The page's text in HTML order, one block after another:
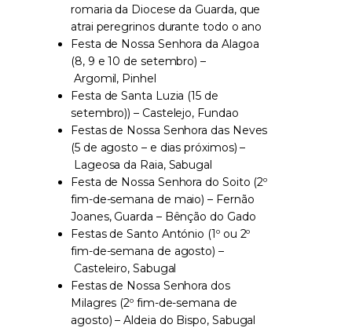
AGENDA
MULTIMÉDIA
SENTIR COM A IGREJA
CONTACTOS
romaria da Diocese da Guarda, que
atrai peregrinos durante todo o ano
Festa de Nossa Senhora da Alagoa
(8, 9 e 10 de setembro) –
Argomil, Pinhel
Festa de Santa Luzia (15 de
setembro)) – Castelejo, Fundao
Festas de Nossa Senhora das Neves
(5 de agosto – e dias próximos) –
Lageosa da Raia, Sabugal
Festa de Nossa Senhora do Soito (2º
fim-de-semana de maio) – Fernão
Joanes, Guarda – Bênção do Gado
Festas de Santo António (1º ou 2º
fim-de-semana de agosto) –
Casteleiro, Sabugal
Festas de Nossa Senhora dos
Milagres (2º fim-de-semana de
agosto) – Aldeia do Bispo, Sabugal